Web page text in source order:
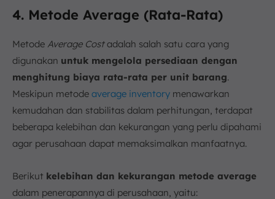
4. Metode Average (Rata-Rata)
Metode Average Costadalah salah satu cara yang
digunakan untuk mengelola persediaan dengan
menghitung biaya rata-rata per unit barang.
Meskipun metode average inventory menawarkan
kemudahan dan stabilitas dalam perhitungan, terdapat
beberapa kelebihan dan kekurangan yang perlu dipahami
agar perusahaan dapat memaksimalkan manfaatnya.
Berikut kelebihan dan kekurangan metode average
dalam penerapannya di perusahaan, yaitu: